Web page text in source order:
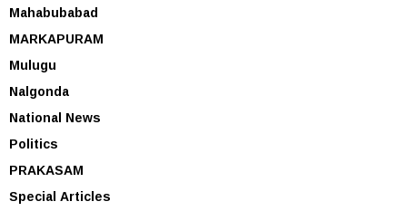
Mahabubabad
MARKAPURAM
Mulugu
Nalgonda
National News
Politics
PRAKASAM
Special Articles